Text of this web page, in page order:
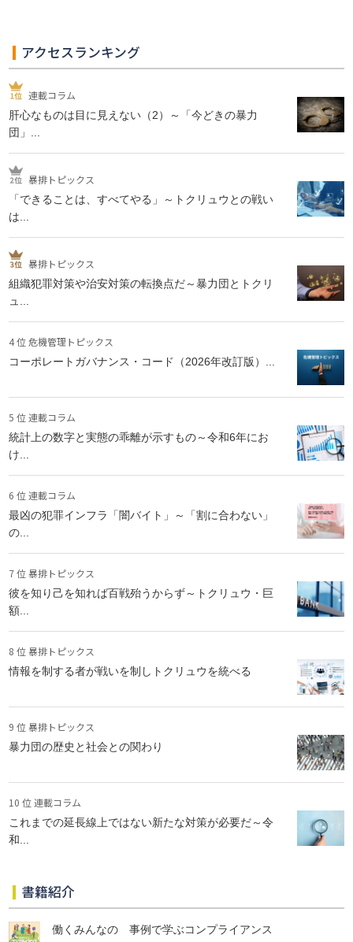
アクセスランキング
連載コラム
肝心なものは目に見えない（2）～「今どきの暴力
団」...
暴排トピックス
「できることは、すべてやる」～トクリュウとの戦い
は...
暴排トピックス
組織犯罪対策や治安対策の転換点だ～暴力団とトクリ
ュ...
4 位 危機管理トピックス
コーポレートガバナンス・コード（2026年改訂版）...
5 位 連載コラム
統計上の数字と実態の乖離が示すもの～令和6年にお
け...
6 位 連載コラム
最凶の犯罪インフラ「闇バイト」～「割に合わない」
の...
7 位 暴排トピックス
彼を知り己を知れば百戦殆うからず～トクリュウ・巨
額...
8 位 暴排トピックス
情報を制する者が戦いを制しトクリュウを統べる
9 位 暴排トピックス
暴力団の歴史と社会との関わり
10 位 連載コラム
これまでの延長線上ではない新たな対策が必要だ～令
和...
書籍紹介
働くみんなの 事例で学ぶコンプライアンス